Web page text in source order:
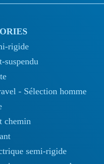
rigide
suspendu
- Sélection homme
chemin
semi-rigide